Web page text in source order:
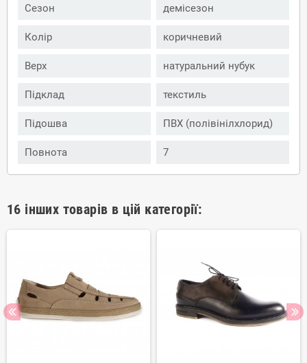
Сезон демісезон
Колір коричневий
Верх натуральний нубук
Підклад текстиль
Підошва ПВХ (полівінілхлорид)
Повнота 7
16 інших товарів в цій категорії: